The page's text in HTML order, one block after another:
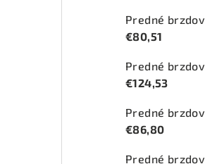
€80,51
€124,53
€86,80